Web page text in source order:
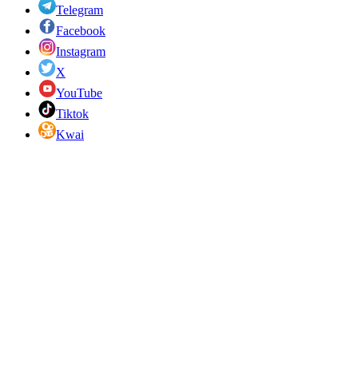
Telegram
Facebook
Instagram
X
YouTube
Tiktok
Kwai